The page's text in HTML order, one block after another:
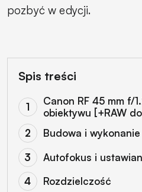
pozbyć w edycji.
Spis treści
Canon RF 45 mm f/
obiektywu [+RAW
Budowa i wykonanie
Autofokus i
Rozdzielczość